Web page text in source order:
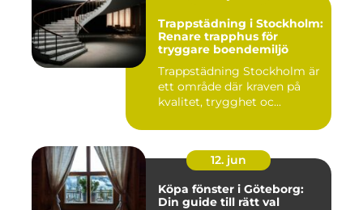
Trappstädning i Stockholm:
Renare trapphus för
tryggare boendemiljö
Trappstädning Stockholm är
ett område där kraven på
kvalitet, trygghet oc...
12. jun
Köpa fönster i Göteborg:
Din guide till rätt val